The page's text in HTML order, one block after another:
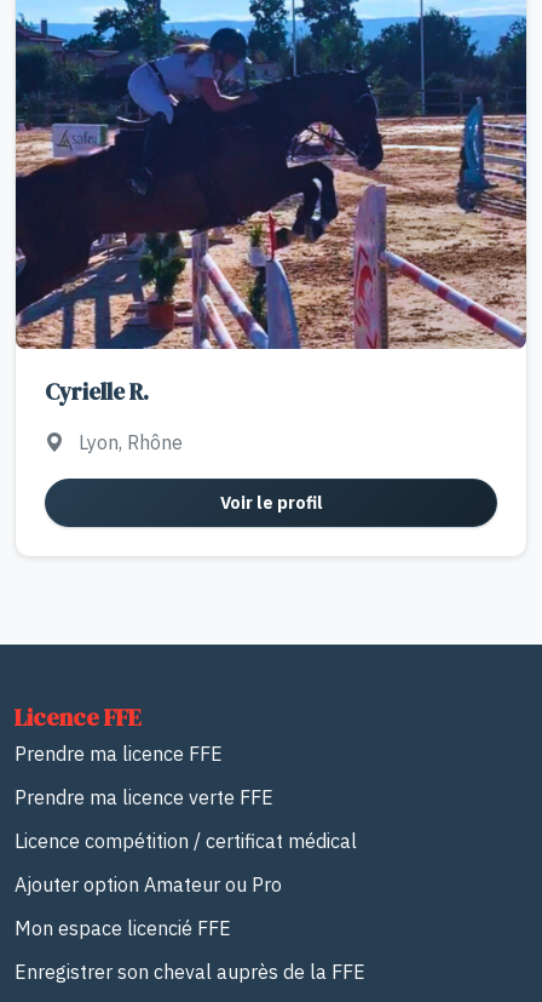
Cyrielle R.
Lyon, Rhône
Voir le profil
Licence FFE
Prendre ma licence FFE
Prendre ma licence verte FFE
Licence compétition / certificat médical
Ajouter option Amateur ou Pro
Mon espace licencié FFE
Enregistrer son cheval auprès de la FFE